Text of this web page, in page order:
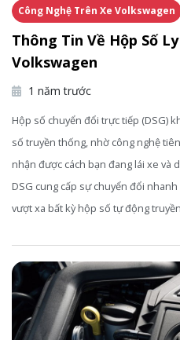
Công Nghệ Trên Xe Volkswagen
Thông Tin Về Hộp Số
Volkswagen
1 năm trước
Hộp số chuyển đổi trực tiếp (DSG)
số truyền thống, nhờ công nghệ
nhận được cách bạn đang lái xe và
DSG cung cấp sự chuyển đổi
vượt xa bất kỳ hộp số tự động